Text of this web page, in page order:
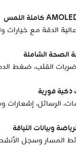
الدقة مع
الصحة الشاملة
القلب، ضغط الدم،
ذكية فورية
الرسائل،
وبيانات اللياقة
المسار وسجل